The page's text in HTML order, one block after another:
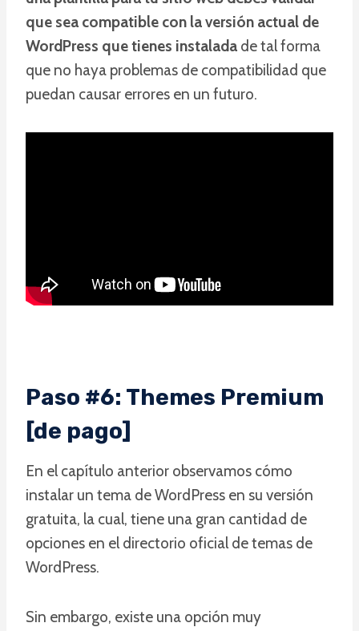
que sea compatible con la versión actual de
WordPress que tienes instalada de tal forma
que no haya problemas de compatibilidad que
puedan causar errores en un futuro.
Paso #6: Themes Premium
[de pago]
En el capítulo anterior observamos cómo
instalar un tema de WordPress en su versión
gratuita, la cual, tiene una gran cantidad de
opciones en el directorio oficial de temas de
WordPress.
Sin embargo, existe una opción muy